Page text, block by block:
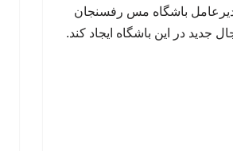
باشگاه مس رفسنجان
جدید در این باشگاه ایجاد کند.